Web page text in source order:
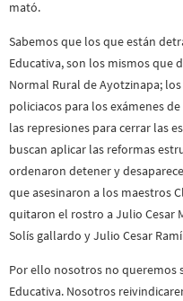
mató.
Sabemos que los que están
Educativa, son los mismos que
Normal Rural de Ayotzinapa;
policiacos para los exámenes
las represiones para cerrar las
buscan aplicar las reformas
ordenaron detener y
que asesinaron a los maestros
quitaron el rostro a Julio Cesar
Solís gallardo y Julio Cesar
Por ello nosotros no queremos
Educativa. Nosotros